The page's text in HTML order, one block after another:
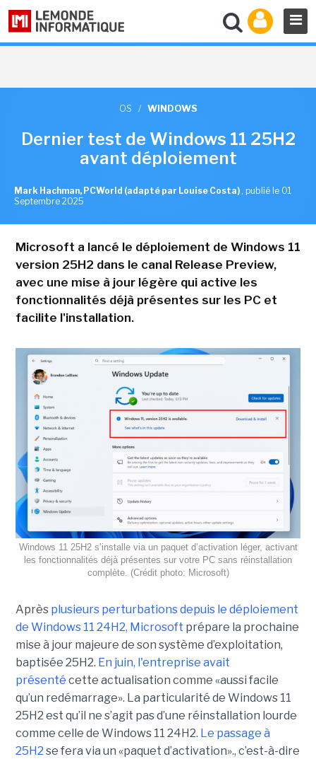
OS / WINDOWS
Dernier test de Windows 11 25H2
avant déploiement
Mark Hachman, PCWorld (adapté par Louise Costa) , publié le 01
Septembre 2025
Microsoft a lancé le déploiement de Windows 11
version 25H2 dans le canal Release Preview,
avec une mise à jour légère qui active les
fonctionnalités déjà présentes sur les PC et
facilite l'installation.
Windows 11 25H2 s’installe via un paquet d’activation léger, activant
les fonctionnalités déjà présentes sur votre PC sans réinstallation
complète. (Crédit photo: Microsoft)
Après plusieurs perturbations depuis le déploiement
de Windows 11 24H2, Microsoft prépare la prochaine
mise à jour majeure de son système d’exploitation,
baptisée 25H2. En juin, l'entreprise avait
présenté cette actualisation comme «aussi facile
qu’un redémarrage». La particularité de Windows 11
25H2 est qu’il ne s’agit pas d’une réinstallation lourde
comme celle de Windows 11 24H2. Le passage à
25H2 se fera via un «paquet d’activation»., c’est-à-dire